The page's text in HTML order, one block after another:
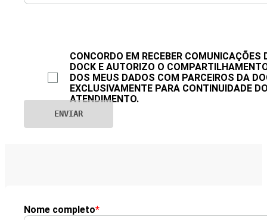
CONCORDO EM RECEBER COMUNICAÇÕES
DOCK E AUTORIZO O
DOS MEUS DADOS COM PARCEIROS DA
EXCLUSIVAMENTE PARA CONTINUIDADE
ATENDIMENTO.
Nome completo*